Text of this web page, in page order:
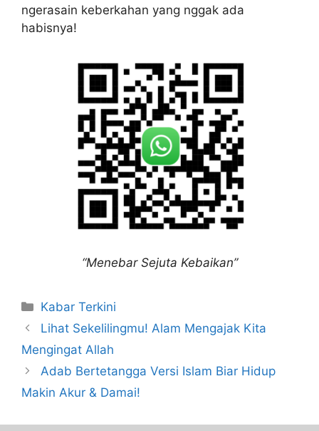
ngerasain keberkahan yang nggak ada
habisnya!
“Menebar Sejuta Kebaikan”
Kabar Terkini
Lihat Sekelilingmu! Alam Mengajak Kita
Mengingat Allah
Adab Bertetangga Versi Islam Biar Hidup
Makin Akur & Damai!